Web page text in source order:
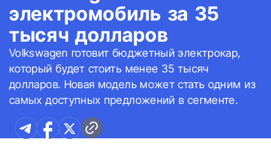
электромобиль за 35
тысяч долларов
Volkswagen готовит бюджетный электрокар,
который будет стоить менее 35 тысяч
долларов. Новая модель может стать одним из
самых доступных предложений в сегменте.